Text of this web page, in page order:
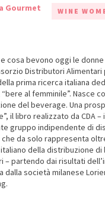
Gourmet WINE
cosa bevono oggi le donne
Distributori Alimentari
prima ricerca italiana
al femminile”. Nasce
del beverage. Una
il libro realizzato da CDA –
gruppo indipendente di
da solo rappresenta
della distribuzione di
– partendo dai risultati
dalla società milanese